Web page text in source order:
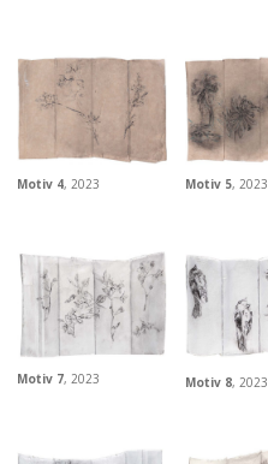
Motiv 4, 2023 Motiv 5, 2023
Motiv 7, 2023 Motiv 8, 2023